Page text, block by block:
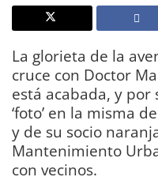
La glorieta de la
cruce con Doctor
está acabada, y
‘foto’ en la misma
y de su socio
Mantenimiento
con vecinos.